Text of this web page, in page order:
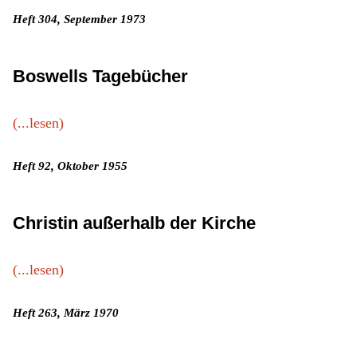
Heft 304, September 1973
Boswells Tagebücher
(...lesen)
Heft 92, Oktober 1955
Christin außerhalb der Kirche
(...lesen)
Heft 263, März 1970